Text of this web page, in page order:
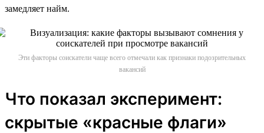
замедляет найм.
Эти факторы соискатели чаще всего отмечали как признаки подозрительных
вакансий
Что показал эксперимент:
скрытые «красные флаги»